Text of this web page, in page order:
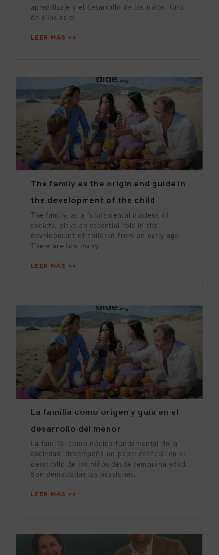
aprendizaje y el desarrollo de los niños. Uno
de ellos es el
LEER MÁS >>
The family as the origin and guide in
the development of the child
The family, as a fundamental nucleus of
society, plays an essential role in the
development of children from an early age.
There are too many
LEER MÁS >>
La familia como origen y guía en el
desarrollo del menor
La familia, como núcleo fundamental de la
sociedad, desempeña un papel esencial en el
desarrollo de los niños desde temprana edad.
Son demasiadas las ocasiones,
LEER MÁS >>